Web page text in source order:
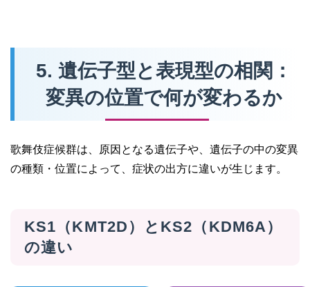
5. 遺伝子型と表現型の相関：
変異の位置で何が変わるか
歌舞伎症候群は、原因となる遺伝子や、遺伝子の中の変異
の種類・位置によって、症状の出方に違いが生じます。
KS1（KMT2D）とKS2（KDM6A）
の違い